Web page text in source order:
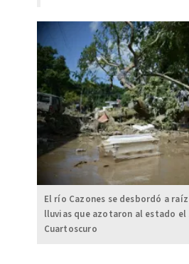
El río Cazones se desbordó a
lluvias que azotaron al estado el
Cuartoscuro